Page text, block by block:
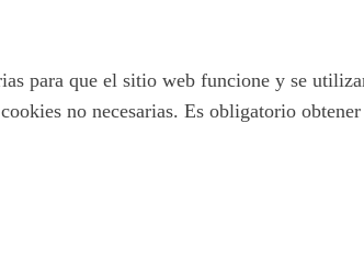
para que el sitio web funcione y se
no necesarias. Es obligatorio